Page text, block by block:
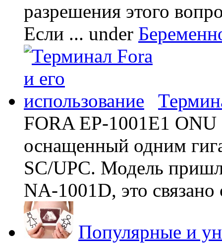
разрешения этого
Если ... under
FORA EP-1001E1 ONU
оснащенный одним
SC/UPC. Модель
NA-1001D, это связано
Популярные и